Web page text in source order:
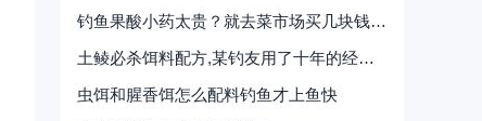
钓鱼果酸小药太贵？就去菜市场买几块钱的天然添加剂，效果一样好
土鲮必杀饵料配方,某钓友用了十年的经典组合
虫饵和腥香饵怎么配料钓鱼才上鱼快